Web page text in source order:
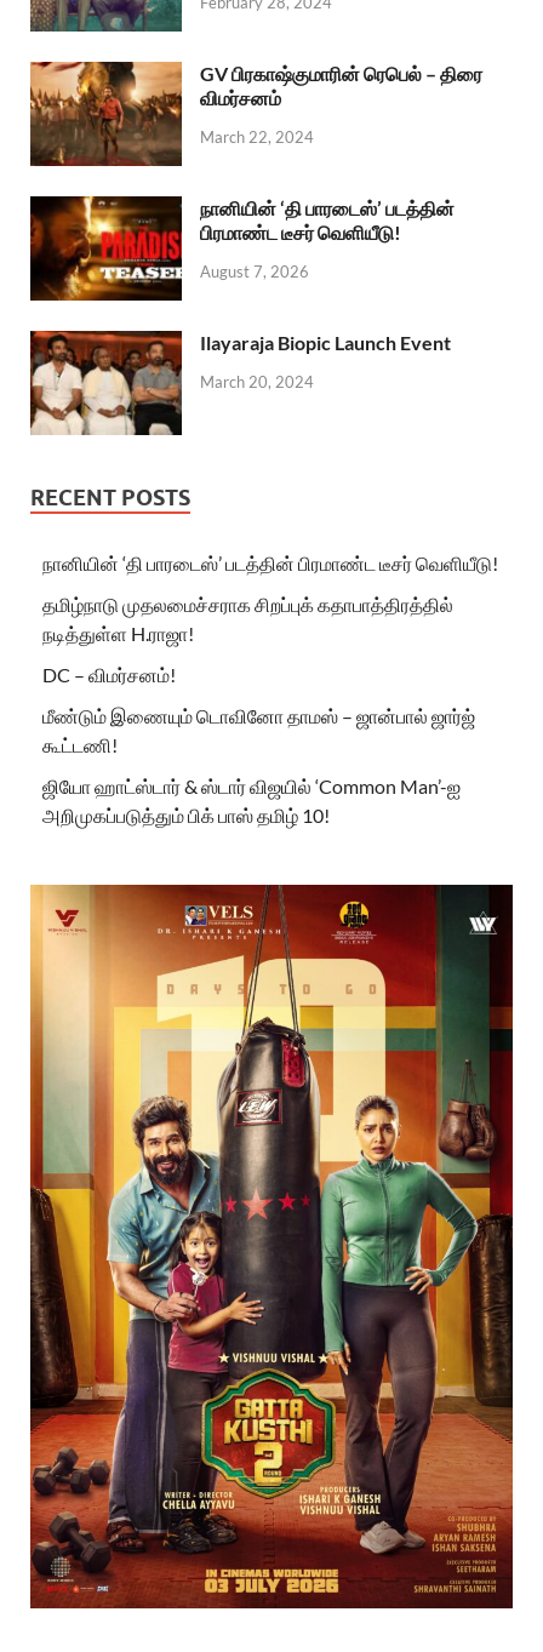
GV பிரகாஷ்குமாரின் ரெபெல் – திரை
விமர்சனம்
March 22, 2024
நானியின் ‘தி பாரடைஸ்’ படத்தின்
பிரமாண்ட டீசர் வெளியீடு!
August 7, 2026
Ilayaraja Biopic Launch Event
March 20, 2024
RECENT POSTS
நானியின் ‘தி பாரடைஸ்’ படத்தின் பிரமாண்ட டீசர் வெளியீடு!
தமிழ்நாடு முதலமைச்சராக சிறப்புக் கதாபாத்திரத்தில்
நடித்துள்ள H.ராஜா!
DC – விமர்சனம்!
மீண்டும் இணையும் டொவினோ தாமஸ் – ஜான்பால் ஜார்ஜ்
கூட்டணி!
ஜியோ ஹாட்ஸ்டார் & ஸ்டார் விஜயில் ‘Common Man’-ஐ
அறிமுகப்படுத்தும் பிக் பாஸ் தமிழ் 10!